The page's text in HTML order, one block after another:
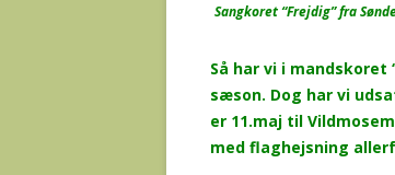
Sangkoret “Frejdig” fra
Så har vi i
sæson. Dog har vi
er 11.maj til
med flaghejsning